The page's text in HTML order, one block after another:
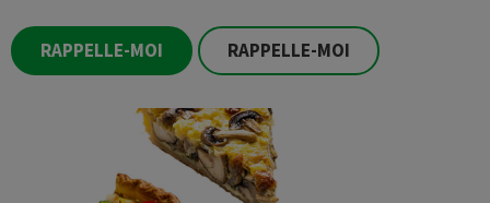
RAPPELLE-MOI RAPPELLE-MOI